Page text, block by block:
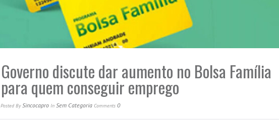
Governo discute dar aumento no Bolsa Família
para quem conseguir emprego
Posted BySincocapro In Sem Categoria Comments 0